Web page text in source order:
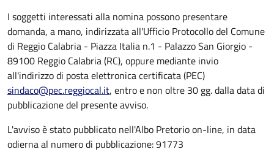
I soggetti interessati alla nomina possono presentare
domanda, a mano, indirizzata all'Ufficio Protocollo del Comune
di Reggio Calabria - Piazza Italia n.1 - Palazzo San Giorgio -
89100 Reggio Calabria (RC), oppure mediante invio
all'indirizzo di posta elettronica certificata (PEC)
sindaco@pec.reggiocal.it, entro e non oltre 30 gg. dalla data di
pubblicazione del presente avviso.
L'avviso è stato pubblicato nell'Albo Pretorio on-line, in data
odierna al numero di pubblicazione: 91773